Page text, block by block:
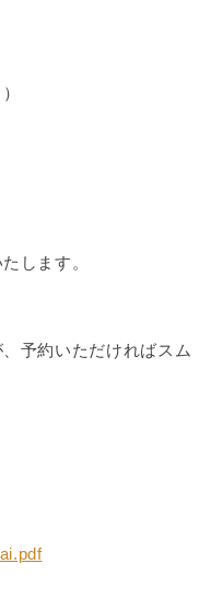
します。
予約いただければスム